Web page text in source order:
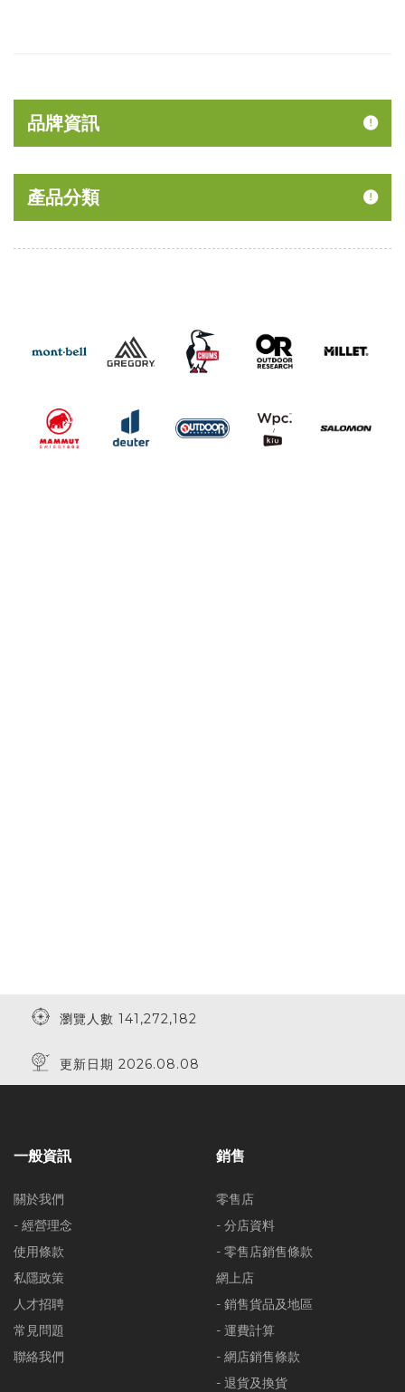
品牌資訊
產品分類
瀏覽人數 141,272,182
更新日期 2026.08.08
一般資訊
關於我們
- 經營理念
使用條款
私隱政策
人才招聘
常見問題
聯絡我們
銷售
零售店
- 分店資料
- 零售店銷售條款
網上店
- 銷售貨品及地區
- 運費計算
- 網店銷售條款
- 退貨及換貨